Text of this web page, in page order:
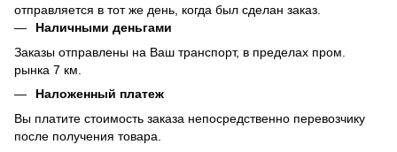
отправляется в тот же день, когда был сделан заказ.
Наличными деньгами
Заказы отправлены на Ваш транспорт, в пределах пром.
рынка 7 км.
Наложенный платеж
Вы платите стоимость заказа непосредственно перевозчику
после получения товара.